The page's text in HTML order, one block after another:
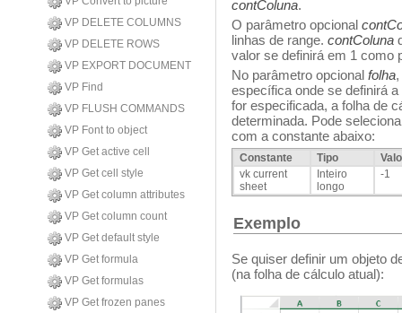
VP DELETE COLUMNS
VP DELETE ROWS
VP EXPORT DOCUMENT
VP Find
VP FLUSH COMMANDS
VP Font to object
VP Get active cell
VP Get cell style
VP Get column attributes
VP Get column count
VP Get default style
VP Get formula
VP Get formulas
VP Get frozen panes
contColuna.
O parâmetro opcional
linhas de range. contColuna
valor se definirá em 1 como
No parâmetro opcional folha
específica onde se definirá
for especificada, a folha de
determinada. Pode
com a constante abaixo:
Constante Tipo
vk current
sheet
Inteiro
longo
-1
Exemplo
Se quiser definir um objeto
(na folha de cálculo atual):